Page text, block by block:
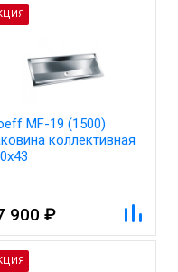
MF-19 (1500)
коллективная
900 ₽